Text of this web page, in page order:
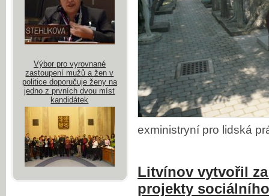
exministryní pro lidská
Litvínov vytvořil
projekty
Výbor pro vyrovnané
zastoupení mužů a žen v
politice doporučuje ženy na
jedno z prvních dvou míst
kandidátek